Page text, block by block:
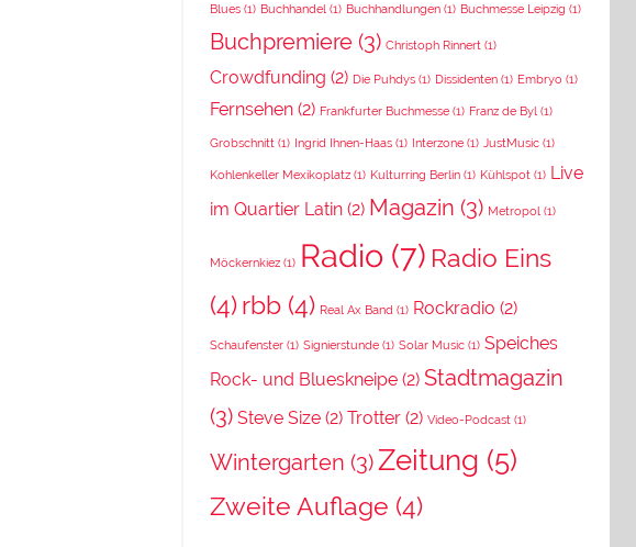
Blues(1) Buchhandel (1) Buchhandlungen(1) Buchmesse Leipzig (1)
Buchpremiere(3) Christoph Rinnert(1)
Crowdfunding (2) Die Puhdys(1) Dissidenten(1) Embryo (1)
Fernsehen(2) Frankfurter Buchmesse(1) Franz de Byl (1)
Grobschnitt(1) Ingrid Ihnen-Haas(1) Interzone(1) JustMusic(1)
Kohlenkeller Mexikoplatz(1) Kulturring Berlin(1) Kühlspot(1) Live
im Quartier Latin(2) Magazin (3) Metropol (1)
Möckernkiez(1) Radio(7) Radio Eins
(4)rbb(4) Real Ax Band (1) Rockradio (2)
Schaufenster(1) Signierstunde(1) Solar Music(1) Speiches
Rock- und Blueskneipe(2) Stadtmagazin
(3) Steve Size(2) Trotter(2) Video-Podcast(1)
Wintergarten (3)Zeitung (5)
Zweite Auflage (4)